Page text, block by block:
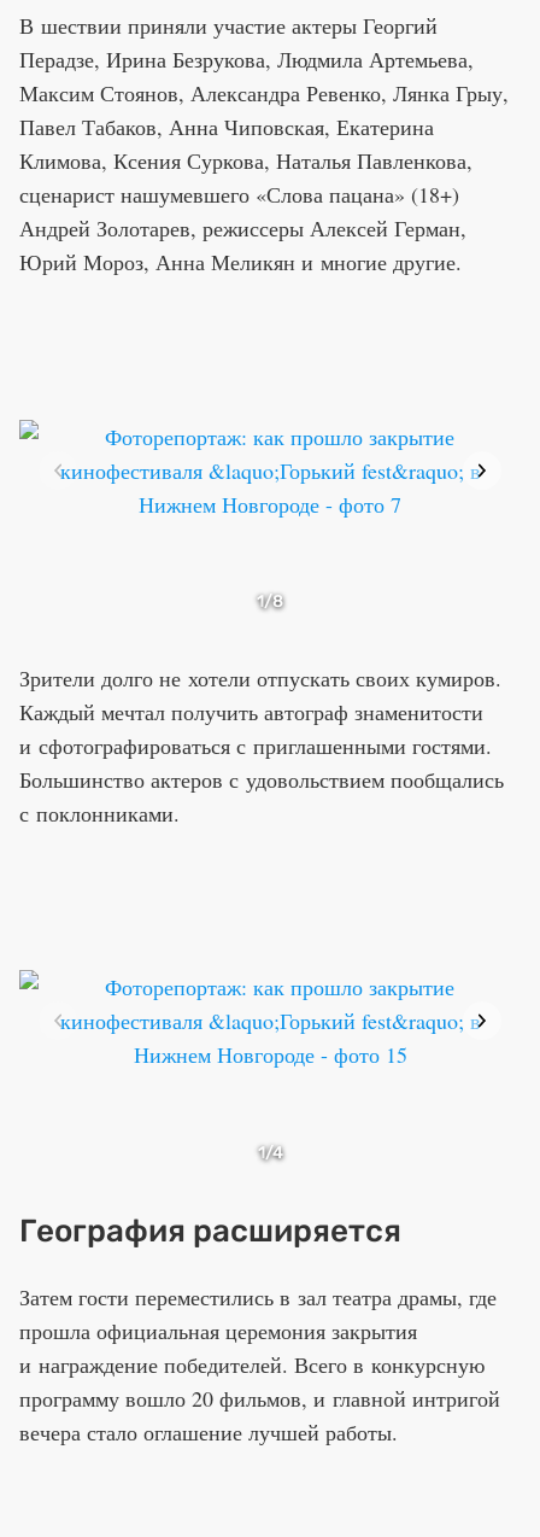
В шествии приняли участие актеры Георгий
Перадзе, Ирина Безрукова, Людмила Артемьева,
Максим Стоянов, Александра Ревенко, Лянка Грыу,
Павел Табаков, Анна Чиповская, Екатерина
Климова, Ксения Суркова, Наталья Павленкова,
сценарист нашумевшего «Слова пацана» (18+)
Андрей Золотарев, режиссеры Алексей Герман,
Юрий Мороз, Анна Меликян и многие другие.
1/8
Зрители долго не хотели отпускать своих кумиров.
Каждый мечтал получить автограф знаменитости
и сфотографироваться с приглашенными гостями.
Большинство актеров с удовольствием пообщались
с поклонниками.
1/4
География расширяется
Затем гости переместились в зал театра драмы, где
прошла официальная церемония закрытия
и награждение победителей. Всего в конкурсную
программу вошло 20 фильмов, и главной интригой
вечера стало оглашение лучшей работы.